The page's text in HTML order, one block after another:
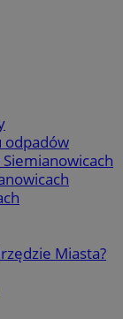
odpadów
Miasta?